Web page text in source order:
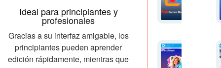
Ideal para principiantes y
profesionales
Gracias a su interfaz amigable, los
principiantes pueden aprender
edición rápidamente, mientras que